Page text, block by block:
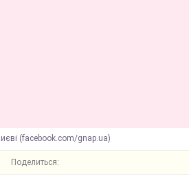
(facebook.com/gnap.ua)
Поделиться: